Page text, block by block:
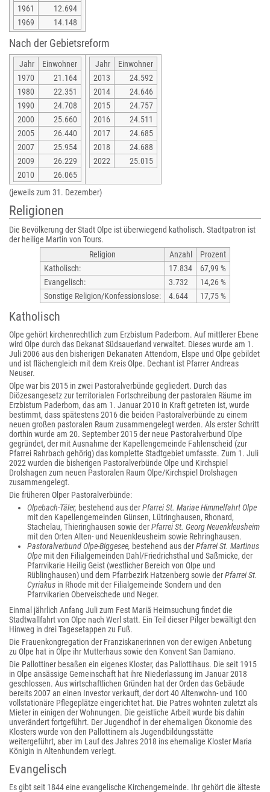
1961
12.694
1969
14.148
Nach der Gebietsreform
Jahr
Einwohner
1970
21.164
1980
22.351
1990
24.708
2000
25.660
2005
26.440
2007
25.954
2009
26.229
2010
26.065
Jahr
Einwohner
2013
24.592
2014
24.646
2015
24.757
2016
24.511
2017
24.685
2018
24.688
2022
25.015
(jeweils zum 31. Dezember)
Religionen
Die Bevölkerung der Stadt Olpe ist überwiegend katholisch. Stadtpatron ist
der heilige Martin von Tours.
Religion
Anzahl
Prozent
Katholisch:
17.834
67,99 %
Evangelisch:
3.732
14,26 %
Sonstige Religion/Konfessionslose:
4.644 17,75 %
Katholisch
Olpe gehört kirchenrechtlich zum Erzbistum Paderborn. Auf mittlerer Ebene
wird Olpe durch das Dekanat Südsauerland verwaltet. Dieses wurde am 1.
Juli 2006 aus den bisherigen Dekanaten Attendorn, Elspe und Olpe gebildet
und ist flächengleich mit dem Kreis Olpe. Dechant ist Pfarrer Andreas
Neuser.
Olpe war bis 2015 in zwei Pastoralverbünde gegliedert. Durch das
Diözesangesetz zur territorialen Fortschreibung der pastoralen Räume im
Erzbistum Paderborn, das am 1. Januar 2010 in Kraft getreten ist, wurde
bestimmt, dass spätestens 2016 die beiden Pastoralverbünde zu einem
neuen großen pastoralen Raum zusammengelegt werden. Als erster Schritt
dorthin wurde am 20. September 2015 der neue Pastoralverbund Olpe
gegründet, der mit Ausnahme der Kapellengemeinde Fahlenscheid (zur
Pfarrei Rahrbach gehörig) das komplette Stadtgebiet umfasste. Zum 1. Juli
2022 wurden die bisherigen Pastoralverbünde Olpe und Kirchspiel
Drolshagen zum neuen Pastoralen Raum Olpe/Kirchspiel Drolshagen
zusammengelegt.
Die früheren Olper Pastoralverbünde:
Olpebach-Täler, bestehend aus derPfarrei St. Mariae Himmelfahrt Olpe
mit den Kapellengemeinden Günsen, Lütringhausen, Rhonard,
Stachelau, Thieringhausen sowie derPfarrei St. Georg Neuenkleusheim
mit den Orten Alten- und Neuenkleusheim sowie Rehringhausen.
Pastoralverbund Olpe-Biggesee, bestehend aus derPfarrei St. Martinus
Olpe mit den Filialgemeinden Dahl/Friedrichsthal und Saßmicke, der
Pfarrvikarie Heilig Geist (westlicher Bereich von Olpe und
Rüblinghausen) und dem Pfarrbezirk Hatzenberg sowie derPfarrei St.
Cyriakus in Rhode mit der Filialgemeinde Sondern und den
Pfarrvikarien Oberveischede und Neger.
Einmal jährlich Anfang Juli zum Fest Mariä Heimsuchung findet die
Stadtwallfahrt von Olpe nach Werl statt. Ein Teil dieser Pilger bewältigt den
Hinweg in drei Tagesetappen zu Fuß.
Die Frauenkongregation der Franziskanerinnen von der ewigen Anbetung
zu Olpe hat in Olpe ihr Mutterhaus sowie den Konvent San Damiano.
Die Pallottiner besaßen ein eigenes Kloster, das Pallottihaus. Die seit 1915
in Olpe ansässige Gemeinschaft hat ihre Niederlassung im Januar 2018
geschlossen. Aus wirtschaftlichen Gründen hat der Orden das Gebäude
bereits 2007 an einen Investor verkauft, der dort 40 Altenwohn- und 100
vollstationäre Pflegeplätze eingerichtet hat. Die Patres wohnten zuletzt als
Mieter in einigen der Wohnungen. Die geistliche Arbeit wurde bis dahin
unverändert fortgeführt. Der Jugendhof in der ehemaligen Ökonomie des
Klosters wurde von den Pallottinern als Jugendbildungsstätte
weitergeführt, aber im Lauf des Jahres 2018 ins ehemalige Kloster Maria
Königin in Altenhundem verlegt.
Evangelisch
Es gibt seit 1844 eine evangelische Kirchengemeinde. Ihr gehört die älteste